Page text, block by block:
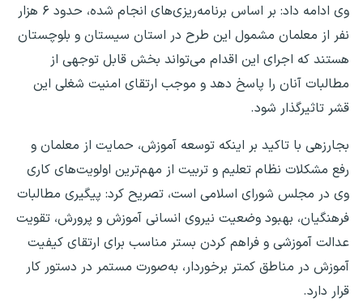
وی ادامه داد: بر اساس برنامه‌ریزی‌های انجام شده، حدود ۶ هزار
نفر از معلمان مشمول این طرح در استان سیستان و بلوچستان
هستند که اجرای این اقدام می‌تواند بخش قابل توجهی از
مطالبات آنان را پاسخ دهد و موجب ارتقای امنیت شغلی این
قشر تاثیرگذار شود.
بجارزهی با تاکید بر اینکه توسعه آموزش، حمایت از معلمان و
رفع مشکلات نظام تعلیم و تربیت از مهم‌ترین اولویت‌های کاری
وی در مجلس شورای اسلامی است، تصریح کرد: پیگیری مطالبات
فرهنگیان، بهبود وضعیت نیروی انسانی آموزش و پرورش، تقویت
عدالت آموزشی و فراهم کردن بستر مناسب برای ارتقای کیفیت
آموزش در مناطق کمتر برخوردار، به‌صورت مستمر در دستور کار
قرار دارد.